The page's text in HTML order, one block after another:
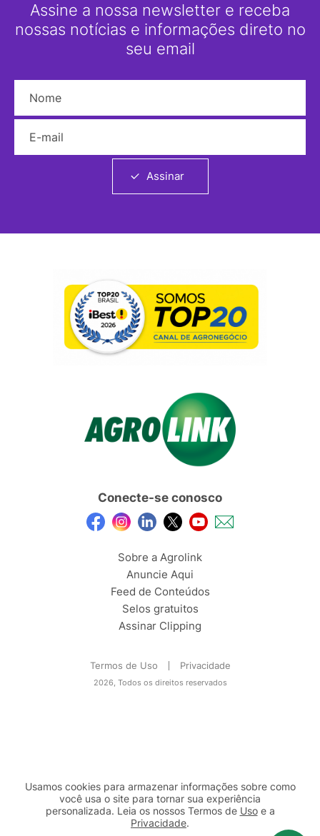
Assine a nossa newsletter e receba
nossas notícias e informações direto no
seu email
Assinar
Conecte-se conosco
Sobre a Agrolink
Anuncie Aqui
Feed de Conteúdos
Selos gratuitos
Assinar Clipping
Termos de Uso Privacidade
2026, Todos os direitos reservados
Usamos cookies para armazenar informações sobre como
você usa o site para tornar sua experiência
personalizada. Leia os nossos Termos de Usoe a
Privacidade.